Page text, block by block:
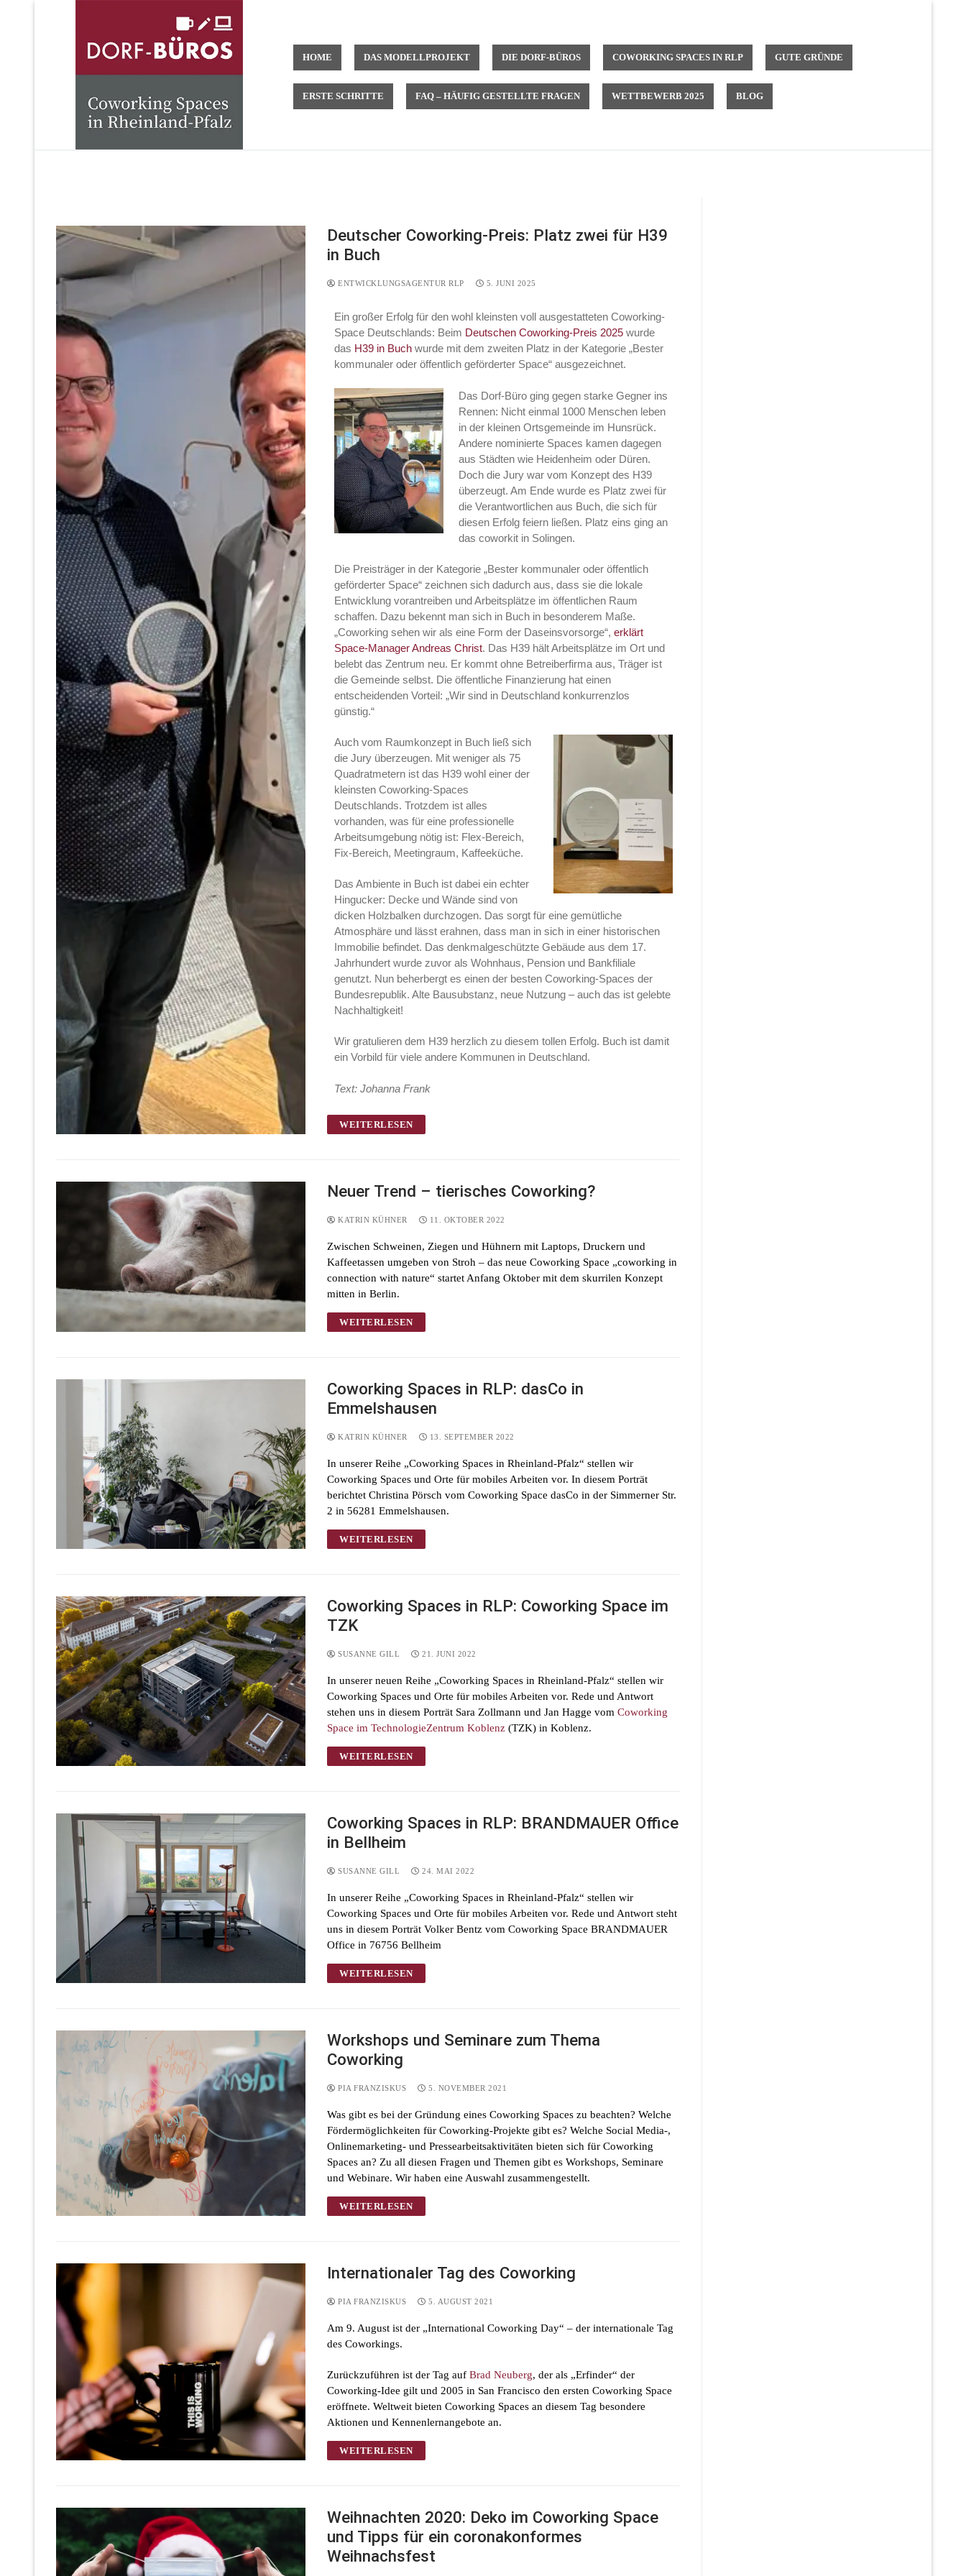
HOME DAS MODELLPROJEKT DIE DORF-BÜROS COWORKING SPACES IN RLP GUTE GRÜNDE
ERSTE SCHRITTE FAQ – HÄUFIG GESTELLTE FRAGEN WETTBEWERB 2025 BLOG
Deutscher Coworking-Preis: Platz zwei für H39
in Buch
ENTWICKLUNGSAGENTUR RLP 5. JUNI 2025
Ein großer Erfolg für den wohl kleinsten voll ausgestatteten Coworking-
Space Deutschlands: Beim Deutschen Coworking-Preis 2025 wurde
das H39 in Buch wurde mit dem zweiten Platz in der Kategorie „Bester
kommunaler oder öffentlich geförderter Space“ ausgezeichnet.
Das Dorf-Büro ging gegen starke Gegner ins
Rennen: Nicht einmal 1000 Menschen leben
in der kleinen Ortsgemeinde im Hunsrück.
Andere nominierte Spaces kamen dagegen
aus Städten wie Heidenheim oder Düren.
Doch die Jury war vom Konzept des H39
überzeugt. Am Ende wurde es Platz zwei für
die Verantwortlichen aus Buch, die sich für
diesen Erfolg feiern ließen. Platz eins ging an
das coworkit in Solingen.
Die Preisträger in der Kategorie „Bester kommunaler oder öffentlich
geförderter Space“ zeichnen sich dadurch aus, dass sie die lokale
Entwicklung vorantreiben und Arbeitsplätze im öffentlichen Raum
schaffen. Dazu bekennt man sich in Buch in besonderem Maße.
„Coworking sehen wir als eine Form der Daseinsvorsorge“, erklärt
Space-Manager Andreas Christ. Das H39 hält Arbeitsplätze im Ort und
belebt das Zentrum neu. Er kommt ohne Betreiberfirma aus, Träger ist
die Gemeinde selbst. Die öffentliche Finanzierung hat einen
entscheidenden Vorteil: „Wir sind in Deutschland konkurrenzlos
günstig.“
Auch vom Raumkonzept in Buch ließ sich
die Jury überzeugen. Mit weniger als 75
Quadratmetern ist das H39 wohl einer der
kleinsten Coworking-Spaces
Deutschlands. Trotzdem ist alles
vorhanden, was für eine professionelle
Arbeitsumgebung nötig ist: Flex-Bereich,
Fix-Bereich, Meetingraum, Kaffeeküche.
Das Ambiente in Buch ist dabei ein echter
Hingucker: Decke und Wände sind von
dicken Holzbalken durchzogen. Das sorgt für eine gemütliche
Atmosphäre und lässt erahnen, dass man in sich in einer historischen
Immobilie befindet. Das denkmalgeschützte Gebäude aus dem 17.
Jahrhundert wurde zuvor als Wohnhaus, Pension und Bankfiliale
genutzt. Nun beherbergt es einen der besten Coworking-Spaces der
Bundesrepublik. Alte Bausubstanz, neue Nutzung – auch das ist gelebte
Nachhaltigkeit!
Wir gratulieren dem H39 herzlich zu diesem tollen Erfolg. Buch ist damit
ein Vorbild für viele andere Kommunen in Deutschland.
Text: Johanna Frank
WEITERLESEN
Neuer Trend – tierisches Coworking?
KATRIN KÜHNER 11. OKTOBER 2022
Zwischen Schweinen, Ziegen und Hühnern mit Laptops, Druckern und
Kaffeetassen umgeben von Stroh – das neue Coworking Space „coworking in
connection with nature“ startet Anfang Oktober mit dem skurrilen Konzept
mitten in Berlin.
WEITERLESEN
Coworking Spaces in RLP: dasCo in
Emmelshausen
KATRIN KÜHNER 13. SEPTEMBER 2022
In unserer Reihe „Coworking Spaces in Rheinland-Pfalz“ stellen wir
Coworking Spaces und Orte für mobiles Arbeiten vor. In diesem Porträt
berichtet Christina Pörsch vom Coworking Space dasCo in der Simmerner Str.
2 in 56281 Emmelshausen.
WEITERLESEN
Coworking Spaces in RLP: Coworking Space im
TZK
SUSANNE GILL 21. JUNI 2022
In unserer neuen Reihe „Coworking Spaces in Rheinland-Pfalz“ stellen wir
Coworking Spaces und Orte für mobiles Arbeiten vor. Rede und Antwort
stehen uns in diesem Porträt Sara Zollmann und Jan Hagge vom Coworking
Space im TechnologieZentrum Koblenz (TZK) in Koblenz.
WEITERLESEN
Coworking Spaces in RLP: BRANDMAUER Office
in Bellheim
SUSANNE GILL 24. MAI 2022
In unserer Reihe „Coworking Spaces in Rheinland-Pfalz“ stellen wir
Coworking Spaces und Orte für mobiles Arbeiten vor. Rede und Antwort steht
uns in diesem Porträt Volker Bentz vom Coworking Space BRANDMAUER
Office in 76756 Bellheim
WEITERLESEN
Workshops und Seminare zum Thema
Coworking
PIA FRANZISKUS 5. NOVEMBER 2021
Was gibt es bei der Gründung eines Coworking Spaces zu beachten? Welche
Fördermöglichkeiten für Coworking-Projekte gibt es? Welche Social Media-,
Onlinemarketing- und Pressearbeitsaktivitäten bieten sich für Coworking
Spaces an? Zu all diesen Fragen und Themen gibt es Workshops, Seminare
und Webinare. Wir haben eine Auswahl zusammengestellt.
WEITERLESEN
Internationaler Tag des Coworking
PIA FRANZISKUS 5. AUGUST 2021
Am 9. August ist der „International Coworking Day“ – der internationale Tag
des Coworkings.
Zurückzuführen ist der Tag auf Brad Neuberg, der als „Erfinder“ der
Coworking-Idee gilt und 2005 in San Francisco den ersten Coworking Space
eröffnete. Weltweit bieten Coworking Spaces an diesem Tag besondere
Aktionen und Kennenlernangebote an.
WEITERLESEN
Weihnachten 2020: Deko im Coworking Space
und Tipps für ein coronakonformes
Weihnachsfest